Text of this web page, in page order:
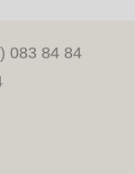
083 84 84